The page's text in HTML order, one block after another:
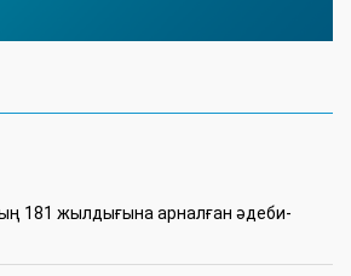
181 жылдығына арналған әдеби-